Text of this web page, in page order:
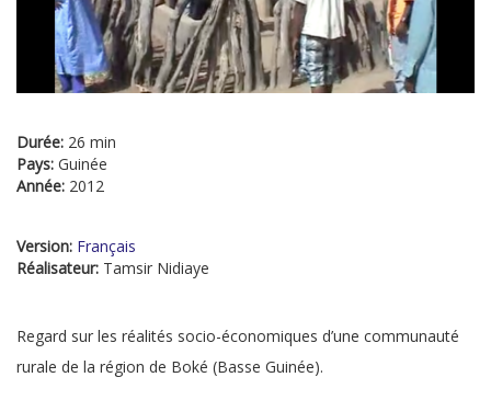
Durée: 26 min
Pays: Guinée
Année: 2012
Version: Français
Réalisateur: Tamsir Nidiaye
Regard sur les réalités socio-économiques d’une communauté
rurale de la région de Boké (Basse Guinée).